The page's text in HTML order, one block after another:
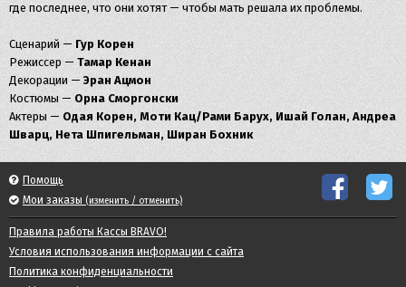
где последнее, что они хотят — чтобы мать решала их проблемы.
Сценарий — Гур Корен
Режиссер — Тамар Кенан
Декорации — Эран Ацмон
Костюмы — Орна Сморгонски
Актеры — Одая Корен, Моти Кац/Рами Барух, Ишай Голан, Андреа
Шварц, Нета Шпигельман, Ширан Бохник
Помощь
Мои заказы (изменить / отменить)
Правила работы Кассы BRAVO!
Условия использования информации с сайта
Политика конфиденциальности